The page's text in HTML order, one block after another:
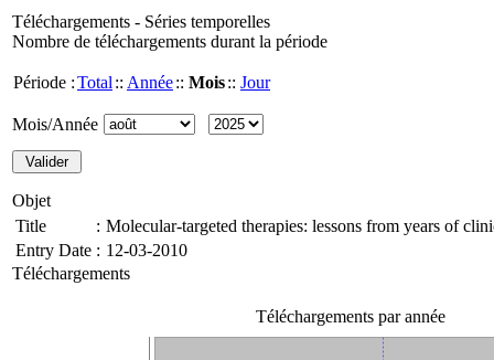
Téléchargements - Séries temporelles
Nombre de téléchargements durant la période
Période :Total :: Année:: Mois:: Jour
Mois/Année
Objet
Title
: Molecular-targeted therapies: lessons from years of
Entry Date : 12-03-2010
Téléchargements
Téléchargements par année